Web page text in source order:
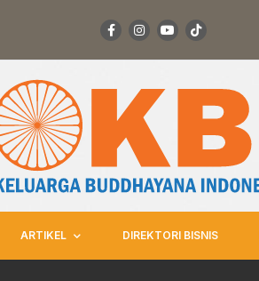
ARTIKEL DIREKTORI BISNIS